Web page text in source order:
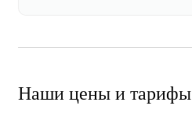
Наши цены и тарифы